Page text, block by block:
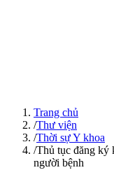
Trang chủ
/Thư viện
/Thời sự Y khoa
/Thủ tục đăng ký
người bệnh